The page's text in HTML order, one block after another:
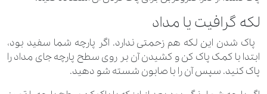
لکه گرافیت یا مداد
پاک شدن این لکه هم زحمتی ندارد. اگر پارچه شما سفید بود،
ابتدا با کمک پاک کن و کشیدن آن بر روی سطح پارچه جای مداد را
پاک کنید. سپس آن را با صابون شسته شو دهید.